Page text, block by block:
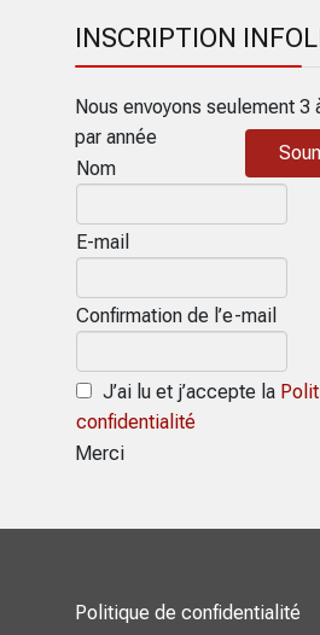
INSCRIPTION
Nous envoyons seulement 3
par année
Nom
E-mail
Confirmation de l’e-mail
J’ai lu et j’accepte la
confidentialité
Merci
Politique de confidentialité